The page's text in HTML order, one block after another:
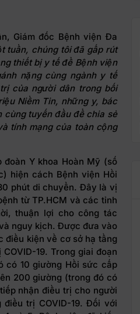
Giám đốc Bệnh viện Đa
tuần, chúng tôi đã gấp rút
thiết bị y tế để Bệnh viện
nặng cùng ngành y tế
của người dân trong bối
Niềm Tin, những y, bác
cùngtuyến đầu để chia sẻ
tính mạng của toàn cộng
Y khoa Hoàn Mỹ (số
hiện cách Bệnh viện Hồi
phút di chuyển. Đây là vị
từ TP.HCM và các tỉnh
thuận lợi cho công tác
nguy kịch. Được đưa vào
điều kiện về cơ sở hạ tầng
19. Trong giai đoạn
có 10 giường Hồi sức cấp
200 giường (trong đó có
nhận điều trị cho người
điều trị COVID-19. Đối với